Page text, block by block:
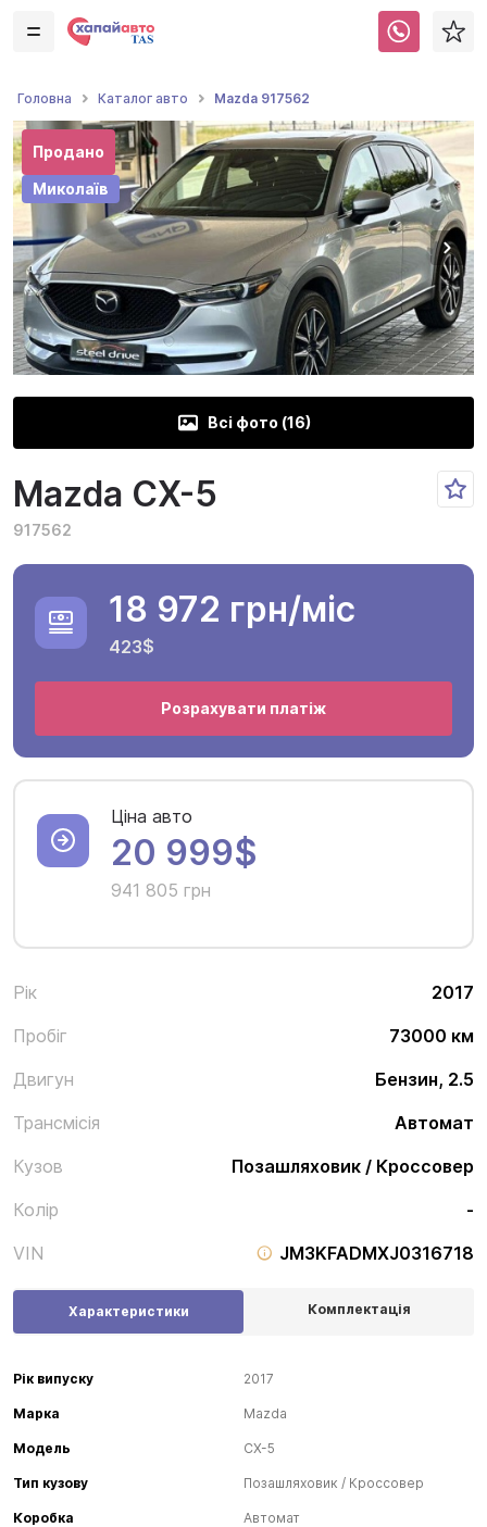
Головна Каталог авто Mazda 917562
Продано
Миколаїв
Всі фото (16)
Mazda CX-5
917562
Рік
2017
Пробіг
73000 км
Двигун
Бензин, 2.5
Трансмісія
Автомат
Кузов
Позашляховик / Кроссовер
Колір
-
VIN
JM3KFADMXJ0316718
18 972 грн/міс
423$
Розрахувати платіж
Ціна авто
20 999$
941 805 грн
Характеристики Комплектація
Рік випуску 2017
Марка Mazda
Модель CX-5
Тип кузову Позашляховик / Кроссовер
Коробка Автомат